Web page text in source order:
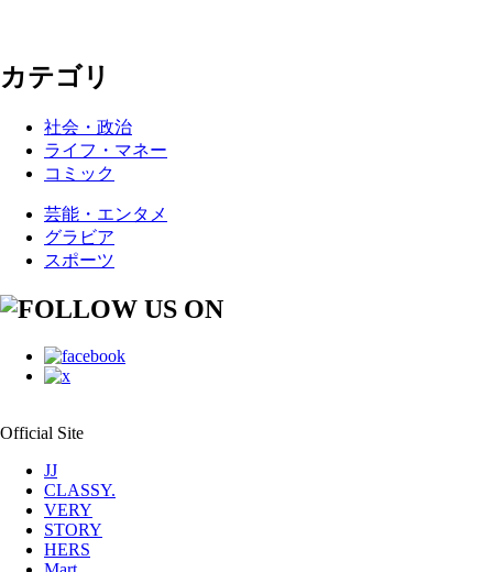
カテゴリ
社会・政治
ライフ・マネー
コミック
芸能・エンタメ
グラビア
スポーツ
Official Site
JJ
CLASSY.
VERY
STORY
HERS